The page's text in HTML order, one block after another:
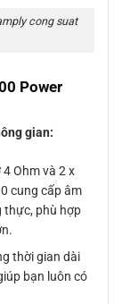
cong suat
Power
gian:
Ohm và 2 x
cung cấp âm
thực, phù hợp
thời gian dài
bạn luôn có